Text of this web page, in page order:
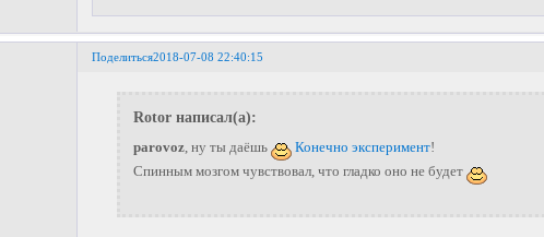
Поделиться2018-07-08 22:40:15
Rotor написал(а):
parovoz, ну ты даёшь Конечно эксперимент!
Спинным мозгом чувствовал, что гладко оно не будет